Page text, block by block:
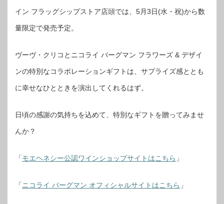
イン フラッグシップストア店頭では、5月3日(水・祝)から数
量限定で発売予定。
ヴーヴ・クリコとニコライ バーグマン フラワーズ & デザイ
ンの特別なコラボレーションギフトは、サプライズ感ととも
に幸せなひとときを演出してくれるはず。
日頃の感謝の気持ちを込めて、特別なギフトを贈ってみませ
んか？
「モエヘネシー公認ワインショップサイトはこちら 」
「 ニコライ バーグマン オフィシャルサイトはこちら 」